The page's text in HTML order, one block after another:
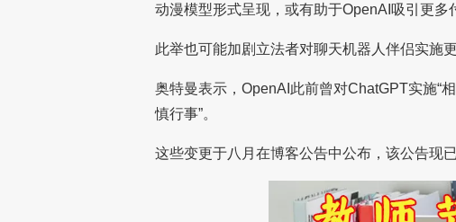
动漫模型形式呈现，或有助于OpenAI吸引更多
此举也可能加剧立法者对聊天机器人伴侣实施
奥特曼表示，OpenAI此前曾对ChatGPT实施“
慎行事”。
这些变更于八月在博客公告中公布，该公告现